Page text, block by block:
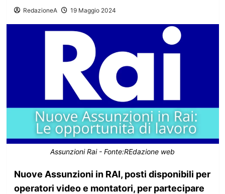
RedazioneA 19 Maggio 2024
Assunzioni Rai - Fonte:REdazione web
Nuove Assunzioni in RAI, posti disponibili per
operatori video e montatori, per partecipare